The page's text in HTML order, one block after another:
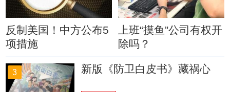
反制美国！中方公布5
项措施
上班“摸鱼”公司有权开
除吗？
3 新版《防卫白皮书》藏祸心